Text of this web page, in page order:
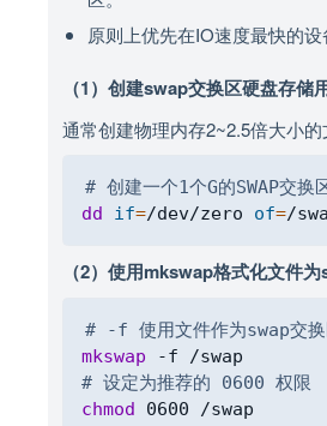
原则上优先在IO速度最快的设
（1）创建swap交换区硬盘存储
通常创建物理内存2~2.5倍大小的
# 创建一个1个G的SWAP交换
dd
if=/dev/zero of=/
（2）使用mkswap格式化文件
# -f 使用文件作为swap交换
mkswap
# 设定为推荐的 0600 权限
chmod